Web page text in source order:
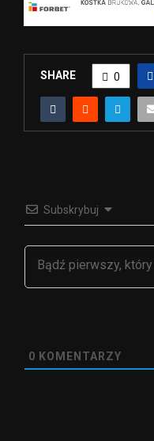
SHARE 0
Subskrybuj
0 KOMENTARZY